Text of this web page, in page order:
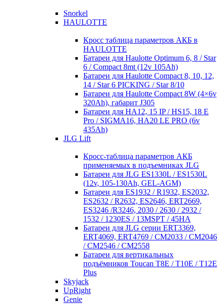
Snorkel
HAULOTTE
Кросc таблица параметров АКБ в
HAULOTTE
Батареи для Haulotte Optimum 6, 8 / Star
6 / Compact 8mt (12v 105Ah)
Батареи для Haulotte Compact 8, 10, 12,
14 / Star 6 PICKING / Star 8/10
Батареи для Haulotte Compact 8W (4×6v
320Ah), габарит J305
Батареи для HA12, 15 IP / HS15, 18 E
Pro / SIGMA16, HA20 LE PRO (6v
435Ah)
JLG Lift
Кросc-таблица параметров АКБ
применяемых в подъемниках JLG
Батареи для JLG ES1330L / ES1530L
(12v, 105-130Ah, GEL-AGM)
Батареи для ES1932 / R1932, ES2032,
ES2632 / R2632, ES2646, ERT2669,
ES3246 /R3246, 2030 / 2630 / 2932 /
1532 / 1230ES / 13MSPT / 45HA
Батареи для JLG серии ERT3369,
ERT4069, ERT4769 / CM2033 / CM2046
/ CM2546 / CM2558
Батареи для вертикальных
подъёмников Toucan T8E / T10E / T12E
Plus
Skyjack
UpRight
Genie